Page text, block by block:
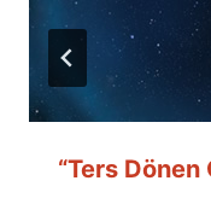
“Ters Dönen